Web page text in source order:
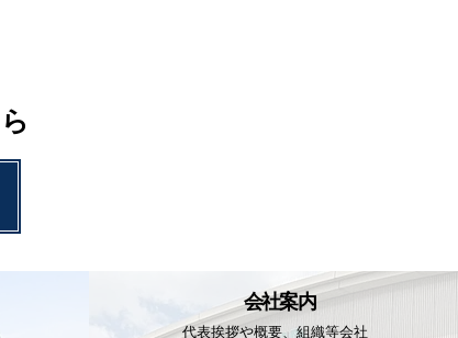
会社案内
代表挨拶や概要、組織等会社